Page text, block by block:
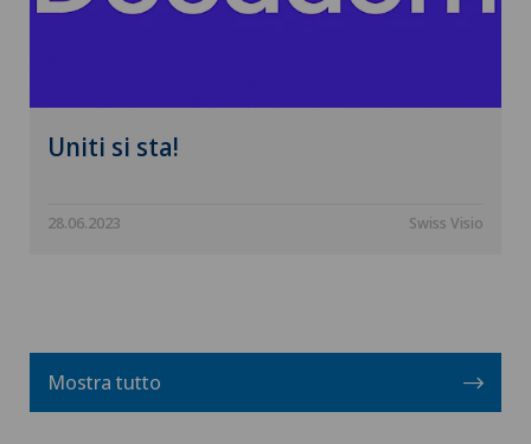
Uniti si sta!
28.06.2023 Swiss Visio
Mostra tutto